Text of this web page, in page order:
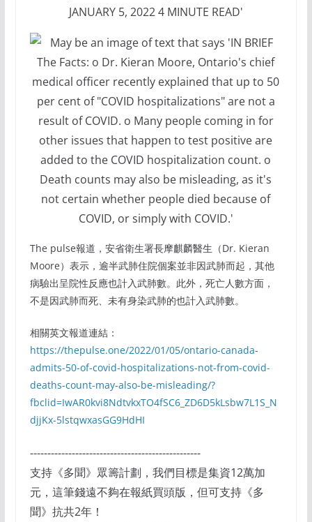
The pulse報道，安省衛生署長摩麒麟醫生（Dr. Kieran
Moore）表示，逾半武肺住院個案並非因武肺而起，其他
病驗出呈院性反應也計入武肺數。此外，死亡人數方面，
不是因武肺而死、未有身染武肺的也計入武肺數。
相關英文報道連結：
https://thepulse.one/2022/01/05/ontario-canada-
admits-50-of-covid-hospitalizations-not-from-covid-
deaths-count-may-also-be-misleading/?
fbclid=IwAR0kvi8NdtvkxTO4fSC6_ZD6D5kLsbw7L1S_N
djjKx-5lstqwxasGG9HdHI
-------------------------------------------------
支持《多聞》眾籌計劃，我們目標是集資12萬加
元，這筆錢遠不夠在報紙買頭版，但可支持《多
聞》抗共2年！